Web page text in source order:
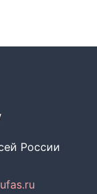
России
fas.ru